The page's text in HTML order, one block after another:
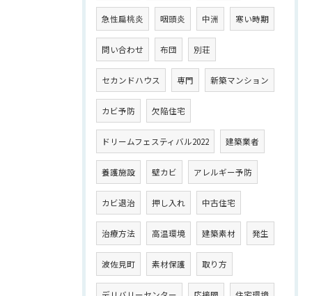
急性扁桃炎 咽頭炎 中洲 寒い時期
問い合わせ 布団 別荘
セカンドハウス 専門 新築マンション
カビ予防 欠陥住宅
ドリームフェスティバル2022 建築業者
養護施設 壁カビ アレルギー予防
カビ退治 押し入れ 中古住宅
治療方法 高温環境 建築素材 発生
波佐見町 素材保護 取り方